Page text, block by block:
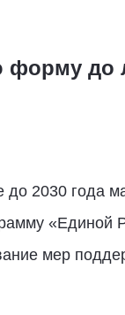
форму до
2030 года
«Единой
мер